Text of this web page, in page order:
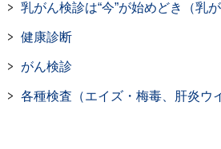
乳がん検診は“今”が始めどき（乳
健康診断
がん検診
各種検査（エイズ・梅毒、肝炎ウ